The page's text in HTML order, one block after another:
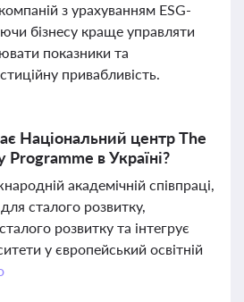
з урахуванням ESG-
бізнесу краще управляти
показники та
привабливість.
Національний центр The
в Україні?
академічній співпраці,
сталого розвитку,
розвитку та інтегрує
у європейський освітній